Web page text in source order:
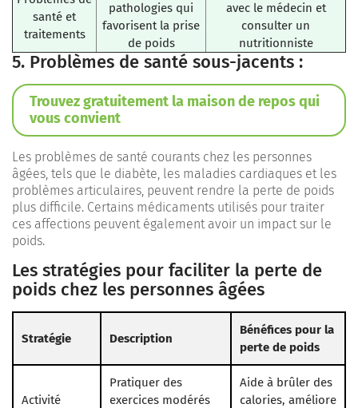
santé et
traitements
pathologies qui
favorisent la prise
de poids
avec le médecin et
consulter un
nutritionniste
5. Problèmes de santé sous-jacents :
Trouvez gratuitement la maison de repos qui
vous convient
Les problèmes de santé courants chez les personnes
âgées, tels que le diabète, les maladies cardiaques et les
problèmes articulaires, peuvent rendre la perte de poids
plus difficile. Certains médicaments utilisés pour traiter
ces affections peuvent également avoir un impact sur le
poids.
Les stratégies pour faciliter la perte de
poids chez les personnes âgées
Stratégie Description
Bénéfices pour la
perte de poids
Activité
Pratiquer des
exercices modérés
Aide à brûler des
calories, améliore